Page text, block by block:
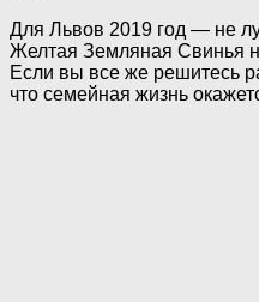
Для Львов 2019 год — не
Желтая Земляная Свинья
Если вы все же решитесь
что семейная жизнь